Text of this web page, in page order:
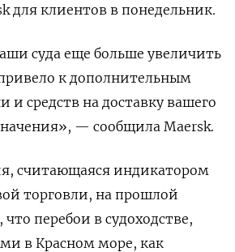
для клиентов в понедельник.
суда еще больше увеличить
к дополнительным
и средств на доставку вашего
— сообщила Maersk.
считающаяся индикатором
торговли, на прошлой
перебои в судоходстве,
в Красном море, как